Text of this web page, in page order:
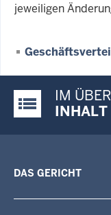
jeweiligen
Justiz-Portal
IM
INHALT
DAS GERICHT